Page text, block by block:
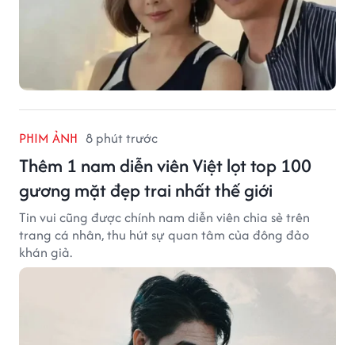
PHIM ẢNH 8 phút trước
Thêm 1 nam diễn viên Việt lọt top 100
gương mặt đẹp trai nhất thế giới
Tin vui cũng được chính nam diễn viên chia sẻ trên
trang cá nhân, thu hút sự quan tâm của đông đảo
khán giả.